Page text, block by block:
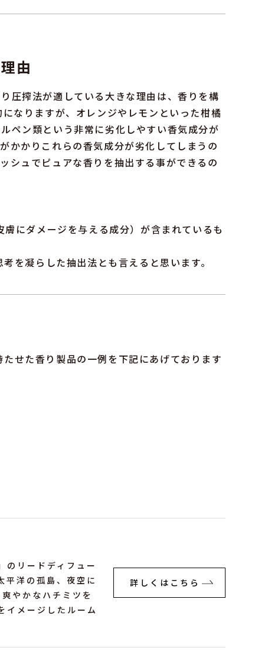
由
圧搾法が適している大きな理由は、香りを構
なりますが、オレンジやレモンといった柑橘
ペン類という非常に劣化しやすい香気成分が
かかりこれらの香気成分が劣化してしまうの
シュでピュアな香りを抽出する事ができるの
にダメージを与える成分）が含まれているも
を凝らした抽出法とも言えると思います。
せた香り製品の一例を下記にあげております
リードディフュー
平洋の孤島、夜空に
やかなハチミツを
メージしたルーム
詳しくはこちら